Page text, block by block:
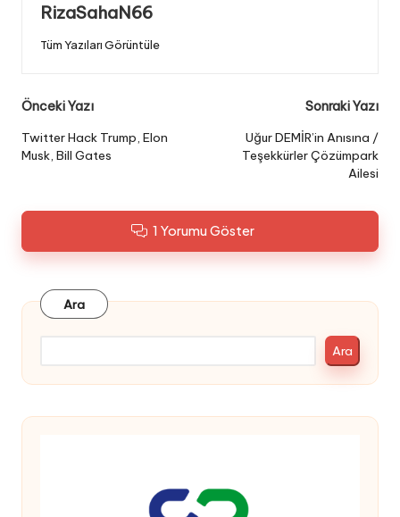
RizaSahaN66
Tüm Yazıları Görüntüle
Post
navigation
Önceki Yazı
Twitter Hack Trump, Elon
Musk, Bill Gates
Sonraki Yazı
Uğur DEMİR’in Anısına /
Teşekkürler Çözümpark
Ailesi
1 Yorumu Göster
Ara
Ara